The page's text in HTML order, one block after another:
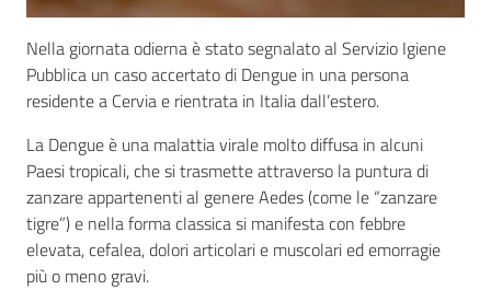
Seguici
su
Nella giornata odierna è stato segnalato al Servizio Igiene
Pubblica un caso accertato di Dengue in una persona
residente a Cervia e rientrata in Italia dall’estero.
La Dengue è una malattia virale molto diffusa in alcuni
Paesi tropicali, che si trasmette attraverso la puntura di
zanzare appartenenti al genere Aedes (come le “zanzare
tigre”) e nella forma classica si manifesta con febbre
elevata, cefalea, dolori articolari e muscolari ed emorragie
più o meno gravi.